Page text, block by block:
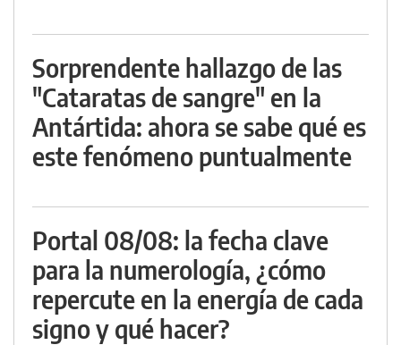
Sorprendente hallazgo de las
"Cataratas de sangre" en la
Antártida: ahora se sabe qué es
este fenómeno puntualmente
Portal 08/08: la fecha clave
para la numerología, ¿cómo
repercute en la energía de cada
signo y qué hacer?